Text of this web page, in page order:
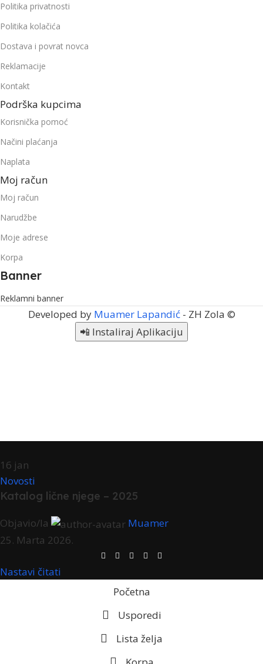
Politika privatnosti
Politika kolačića
Dostava i povrat novca
Reklamacije
Kontakt
Podrška kupcima
Korisnička pomoć
Načini plaćanja
Naplata
Moj račun
Moj račun
Narudžbe
Moje adrese
Korpa
Banner
Reklamni banner
Developed by Muamer Lapandić- ZH Zola ©
📲 Instaliraj Aplikaciju
16 jan
Novosti
Katalog lične njege – 2025
Objavio/la
Muamer
25. Marta 2026.
Nastavi čitati
Početna
Usporedi
Lista želja